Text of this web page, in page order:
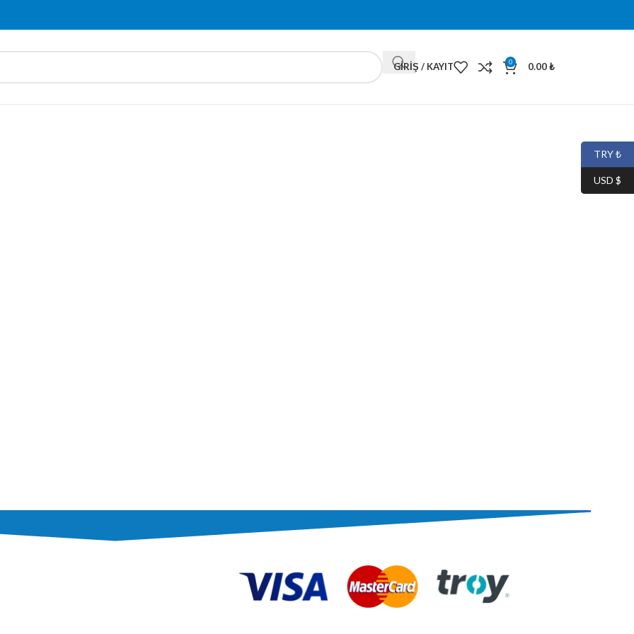
GIRIŞ / KAYIT 0 0.00₺
TRY ₺
USD $